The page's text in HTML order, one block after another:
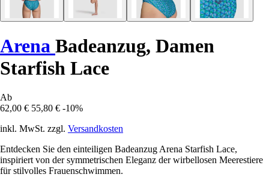
Arena Badeanzug, Damen
Starfish Lace
Ab
62,00 € 55,80 € -10%
inkl. MwSt. zzgl. Versandkosten
Entdecken Sie den einteiligen Badeanzug Arena Starfish Lace,
inspiriert von der symmetrischen Eleganz der wirbellosen Meerestiere
für stilvolles Frauenschwimmen.